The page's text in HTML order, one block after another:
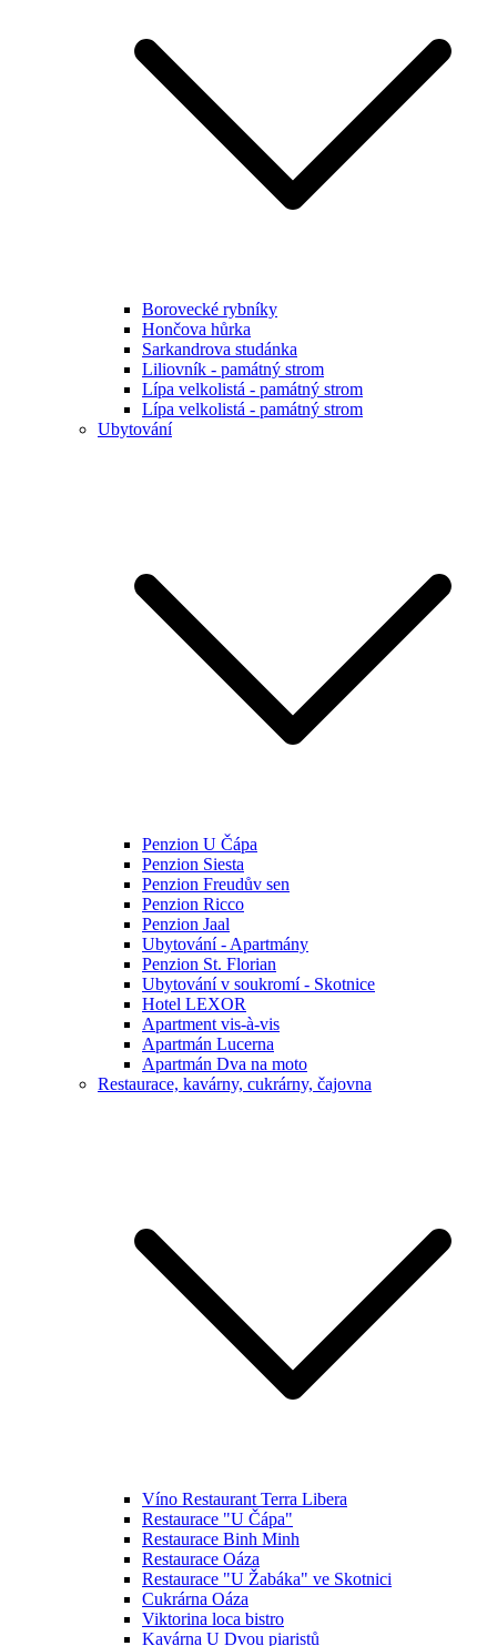
Borovecké rybníky
Hončova hůrka
Sarkandrova studánka
Liliovník - památný strom
Lípa velkolistá - památný strom
Lípa velkolistá - památný strom
Ubytování
Penzion U Čápa
Penzion Siesta
Penzion Freudův sen
Penzion Ricco
Penzion Jaal
Ubytování - Apartmány
Penzion St. Florian
Ubytování v soukromí - Skotnice
Hotel LEXOR
Apartment vis-à-vis
Apartmán Lucerna
Apartmán Dva na moto
Restaurace, kavárny, cukrárny, čajovna
Víno Restaurant Terra Libera
Restaurace "U Čápa"
Restaurace Binh Minh
Restaurace Oáza
Restaurace "U Žabáka" ve Skotnici
Cukrárna Oáza
Viktorina loca bistro
Kavárna U Dvou piaristů